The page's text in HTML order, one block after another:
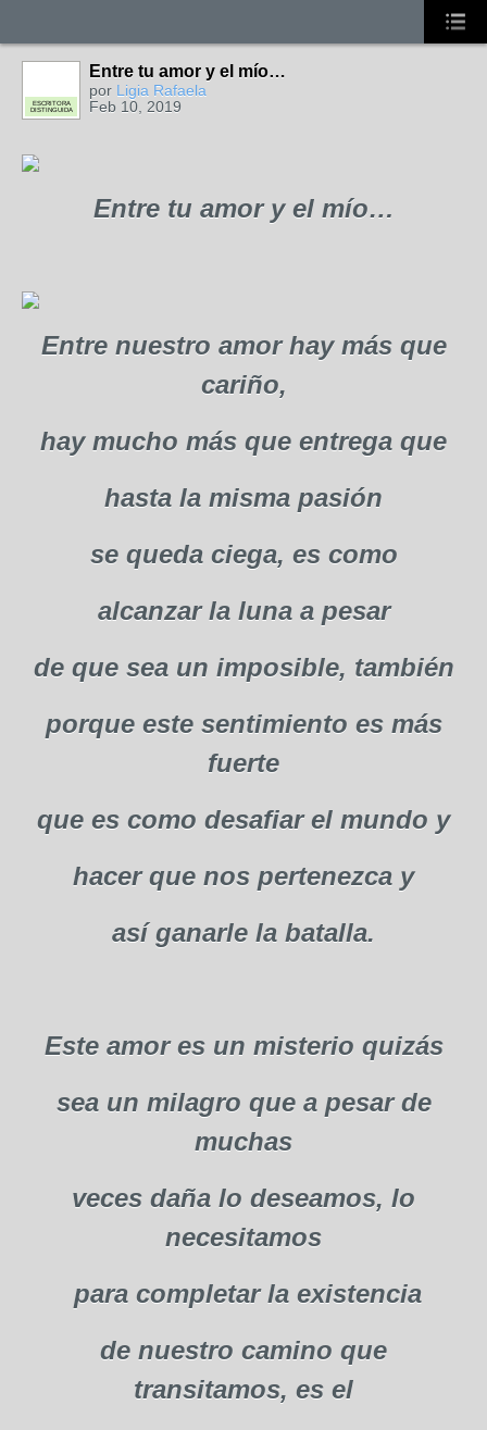
ESCRITORA
DISTINGUIDA
Entre tu amor y el mío…
por Ligia Rafaela
Feb 10, 2019
Entre tu amor y el mío…
Entre nuestro amor hay más que
cariño,
hay mucho más que entrega que
hasta la misma pasión
se queda ciega, es como
alcanzar la luna a pesar
de que sea un imposible, también
porque este sentimiento es más
fuerte
que es como desafiar el mundo y
hacer que nos pertenezca y
así ganarle la batalla.
Este amor es un misterio quizás
sea un milagro que a pesar de
muchas
veces daña lo deseamos, lo
necesitamos
para completar la existencia
de nuestro camino que
transitamos, es el